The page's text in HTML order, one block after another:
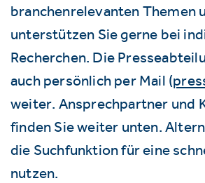
branchenrelevanten Themen
unterstützen Sie gerne bei
Recherchen. Die
auch persönlich per Mail (
weiter. Ansprechpartner und
finden Sie weiter unten.
die Suchfunktion für eine
nutzen.